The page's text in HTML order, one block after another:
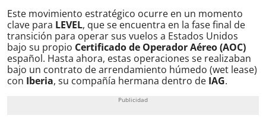
Este movimiento estratégico ocurre en un momento
clave para LEVEL, que se encuentra en la fase final de
transición para operar sus vuelos a Estados Unidos
bajo su propio Certificado de Operador Aéreo (AOC)
español. Hasta ahora, estas operaciones se realizaban
bajo un contrato de arrendamiento húmedo (wet lease)
con Iberia, su compañía hermana dentro de IAG.